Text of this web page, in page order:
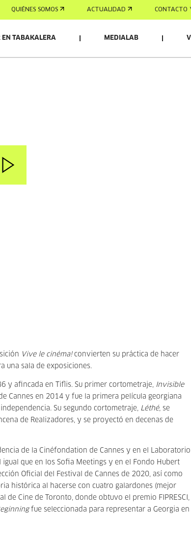
QUIÉNES SOMOS ACTUALIDAD CONTACTO
EN TABAKALERA MEDIALAB
Vive le cinéma! convierten su práctica de hacer
una sala de exposiciones.
y afincada en Tiflis. Su primer cortometraje, Invisible
Cannes en 2014 y fue la primera película georgiana
Su segundo cortometraje, Léthé, se
de Realizadores, y se proyectó en decenas de
de la Cinéfondation de Cannes y en el Laboratorio
igual que en los Sofia Meetings y en el Fondo Hubert
Oficial del Festival de Cannes de 2020, así como
histórica al hacerse con cuatro galardones (mejor
Cine de Toronto, donde obtuvo el premio FIPRESCI,
fue seleccionada para representar a Georgia en